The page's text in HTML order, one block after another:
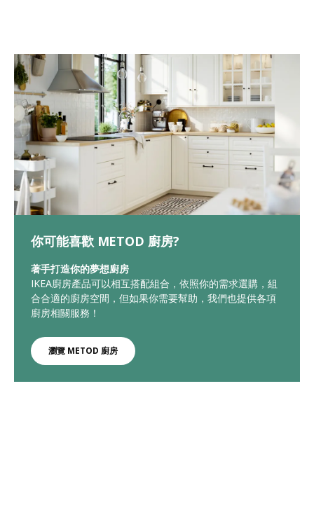
你可能喜歡 METOD 廚房?
著手打造你的夢想廚房
IKEA廚房產品可以相互搭配組合，依照你的需求選購，組
合合適的廚房空間，但如果你需要幫助，我們也提供各項
廚房相關服務！
瀏覽 METOD 廚房